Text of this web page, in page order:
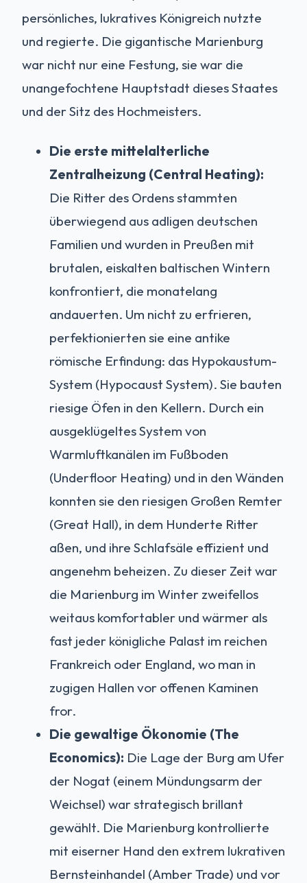
persönliches, lukratives Königreich nutzte
und regierte. Die gigantische Marienburg
war nicht nur eine Festung, sie war die
unangefochtene Hauptstadt dieses Staates
und der Sitz des Hochmeisters.
Die erste mittelalterliche
Zentralheizung (Central Heating):
Die Ritter des Ordens stammten
überwiegend aus adligen deutschen
Familien und wurden in Preußen mit
brutalen, eiskalten baltischen Wintern
konfrontiert, die monatelang
andauerten. Um nicht zu erfrieren,
perfektionierten sie eine antike
römische Erfindung: das Hypokaustum-
System (Hypocaust System). Sie bauten
riesige Öfen in den Kellern. Durch ein
ausgeklügeltes System von
Warmluftkanälen im Fußboden
(Underfloor Heating) und in den Wänden
konnten sie den riesigen Großen Remter
(Great Hall), in dem Hunderte Ritter
aßen, und ihre Schlafsäle effizient und
angenehm beheizen. Zu dieser Zeit war
die Marienburg im Winter zweifellos
weitaus komfortabler und wärmer als
fast jeder königliche Palast im reichen
Frankreich oder England, wo man in
zugigen Hallen vor offenen Kaminen
fror.
Die gewaltige Ökonomie (The
Economics): Die Lage der Burg am Ufer
der Nogat (einem Mündungsarm der
Weichsel) war strategisch brillant
gewählt. Die Marienburg kontrollierte
mit eiserner Hand den extrem lukrativen
Bernsteinhandel (Amber Trade) und vor